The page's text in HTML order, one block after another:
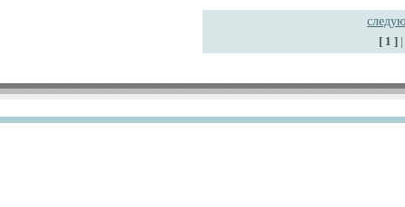
[ 1 ]|